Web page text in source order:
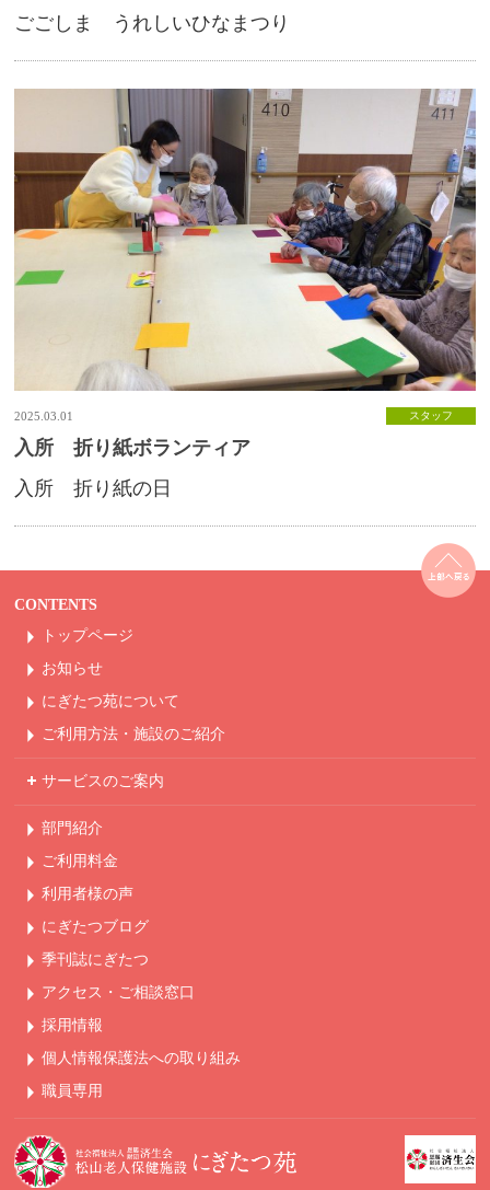
ごごしま うれしいひなまつり
2025.03.01 スタッフ
入所 折り紙ボランティア
入所 折り紙の日
CONTENTS
トップページ
お知らせ
にぎたつ苑について
ご利用方法・ 施設のご紹介
サービスのご案内
部門紹介
ご利用料金
利用者様の声
にぎたつブログ
季刊誌にぎたつ
アクセス・ご相談窓口
採用情報
個人情報保護法への取り組み
職員専用